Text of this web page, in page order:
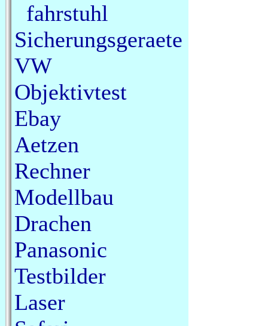
fahrstuhl
Sicherungsgeraete
VW
Objektivtest
Ebay
Aetzen
Rechner
Modellbau
Drachen
Panasonic
Testbilder
Laser